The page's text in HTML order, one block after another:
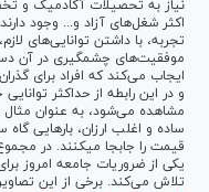
نیاز به تحصیلات آکادمیک و
اکثر شغل‌های آزاد و... وجود
تجربه، با داشتن توانایی‌های
موفقیت‌های چشمگیری در آن
ایجاب می‌کند که افراد برای
و در این رابطه از حداکثر
مشاهده می‌شود، به عنوان مثال
ساده و اغلب ارزان، بار‌هایی
قیمت را جابجا میکنند. در
یکی از ضروریات جامعه امروز
تلاش می‌کند. برخی از این